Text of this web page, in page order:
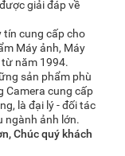
giải đáp về
tín cung cấp cho
Máy ảnh, Máy
từ năm 1994.
sản phẩm phù
Camera cung cấp
là đại lý - đối tác
ngành ảnh lớn.
Chúc quý khách